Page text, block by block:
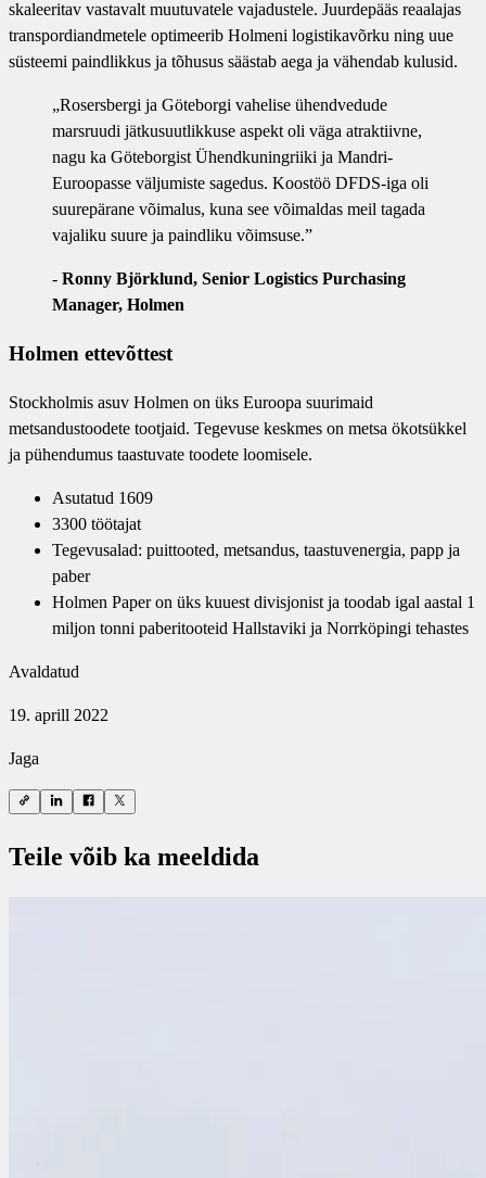
skaleeritav vastavalt muutuvatele vajadustele. Juurdepääs reaalajas
transpordiandmetele optimeerib Holmeni logistikavõrku ning uue
süsteemi paindlikkus ja tõhusus säästab aega ja vähendab kulusid.
„Rosersbergi ja Göteborgi vahelise ühendvedude
marsruudi jätkusuutlikkuse aspekt oli väga atraktiivne,
nagu ka Göteborgist Ühendkuningriiki ja Mandri-
Euroopasse väljumiste sagedus. Koostöö DFDS-iga oli
suurepärane võimalus, kuna see võimaldas meil tagada
vajaliku suure ja paindliku võimsuse.”
- Ronny Björklund, Senior Logistics Purchasing
Manager, Holmen
Holmen ettevõttest
Stockholmis asuv Holmen on üks Euroopa suurimaid
metsandustoodete tootjaid. Tegevuse keskmes on metsa ökotsükkel
ja pühendumus taastuvate toodete loomisele.
Asutatud 1609
3300 töötajat
Tegevusalad: puittooted, metsandus, taastuvenergia, papp ja
paber
Holmen Paper on üks kuuest divisjonist ja toodab igal aastal 1
miljon tonni paberitooteid Hallstaviki ja Norrköpingi tehastes
Avaldatud
19. aprill 2022
Jaga
Teile võib ka meeldida